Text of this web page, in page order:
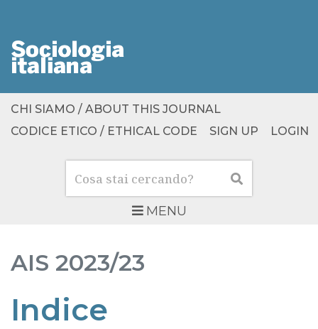
MENU
Cerca Cerca
CHI SIAMO / ABOUT THIS JOURNAL
CODICE ETICO / ETHICAL CODE
SIGN UP LOGIN
AIS 2023/23
Indice